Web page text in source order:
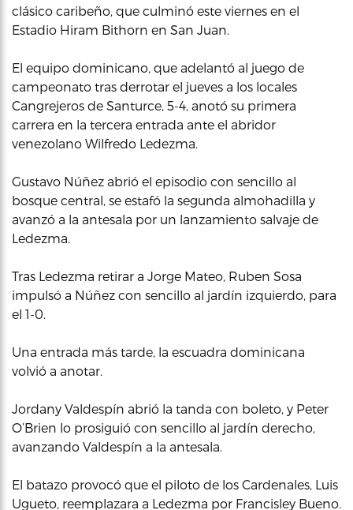
clásico caribeño, que culminó este viernes en el
Estadio Hiram Bithorn en San Juan.
El equipo dominicano, que adelantó al juego de
campeonato tras derrotar el jueves a los locales
Cangrejeros de Santurce, 5-4, anotó su primera
carrera en la tercera entrada ante el abridor
venezolano Wilfredo Ledezma.
Gustavo Núñez abrió el episodio con sencillo al
bosque central, se estafó la segunda almohadilla y
avanzó a la antesala por un lanzamiento salvaje de
Ledezma.
Tras Ledezma retirar a Jorge Mateo, Ruben Sosa
impulsó a Núñez con sencillo al jardín izquierdo, para
el 1-0.
Una entrada más tarde, la escuadra dominicana
volvió a anotar.
Jordany Valdespín abrió la tanda con boleto, y Peter
O’Brien lo prosiguió con sencillo al jardín derecho,
avanzando Valdespín a la antesala.
El batazo provocó que el piloto de los Cardenales, Luis
Ugueto, reemplazara a Ledezma por Francisley Bueno.